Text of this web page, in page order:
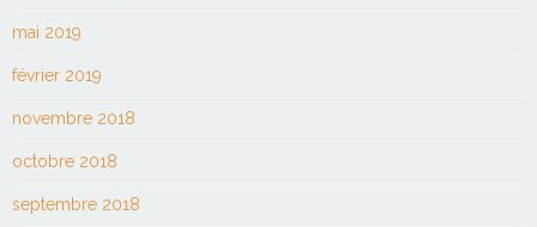
mai 2019
février 2019
novembre 2018
octobre 2018
septembre 2018